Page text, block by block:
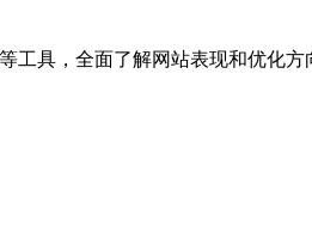
具，全面了解网站表现和优化方